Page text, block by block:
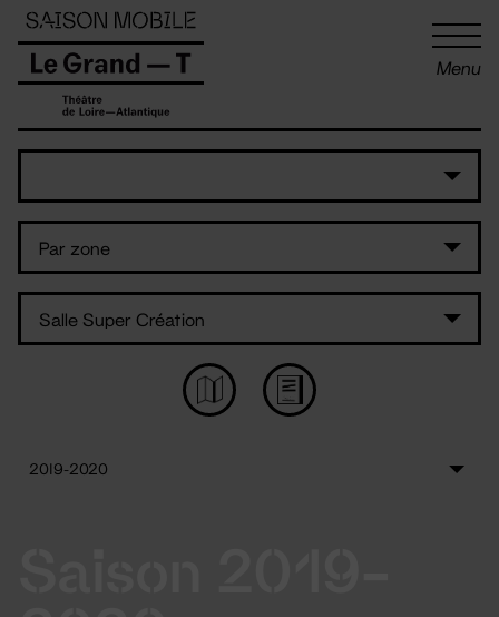
Menu
Panneau de gestion des cookies